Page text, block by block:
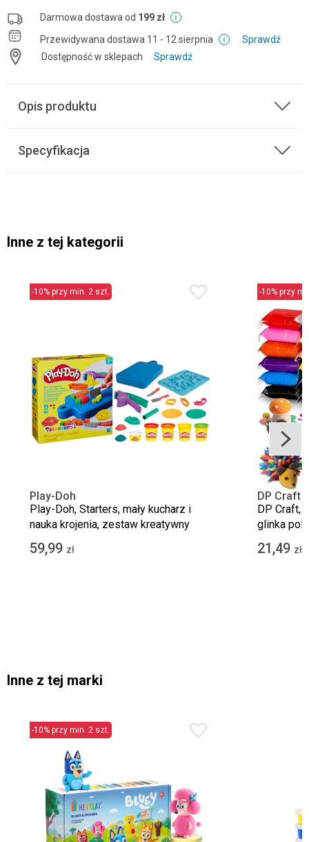
Darmowa dostawa od 199 zł
Przewidywana dostawa 11 - 12 sierpnia
Sprawdź
Dostępność w sklepach
Sprawdź
Opis produktu
Specyfikacja
Inne z tej kategorii
-10% przy min. 2 szt.
Play-Doh
Play-Doh, Starters, mały kucharz i
nauka krojenia, zestaw kreatywny
59,99 zł
-10% przy
DP Craft
DP Craft,
glinka
21,49 zł
Inne z tej marki
-10% przy min. 2 szt.